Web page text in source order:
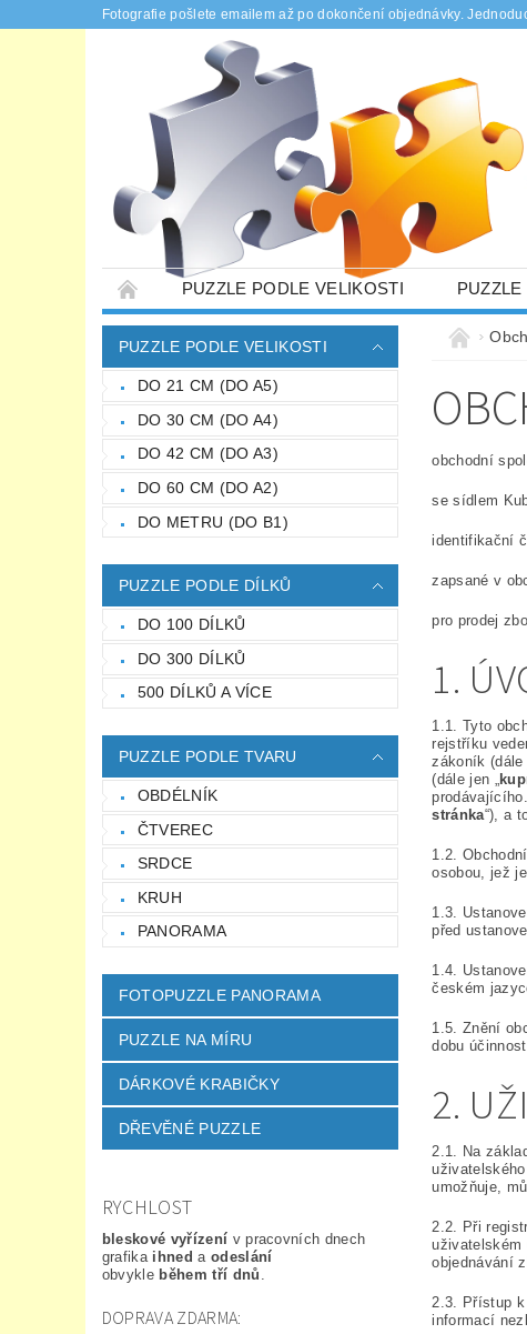
Fotografie pošlete emailem až po dokončení objednávky.
PUZZLE PODLE VELIKOSTI
PUZZLE NA MÍRU DÁRKOVÉ KRABIČKY
PODMÍNKY OCHRANY OSOBNÍCH ÚDAJŮ
PUZZLE PODLE VELIKOSTI
DO 21 CM (DO A5)
DO 30 CM (DO A4)
DO 42 CM (DO A3)
DO 60 CM (DO A2)
DO METRU (DO B1)
PUZZLE PODLE DÍLKŮ
DO 100 DÍLKŮ
DO 300 DÍLKŮ
500 DÍLKŮ A VÍCE
PUZZLE PODLE TVARU
OBDÉLNÍK
ČTVEREC
SRDCE
KRUH
PANORAMA
FOTOPUZZLE PANORAMA
PUZZLE NA MÍRU
DÁRKOVÉ KRABIČKY
DŘEVĚNÉ PUZZLE
RYCHLOST
bleskové vyřízení v pracovních dnech
grafika ihned a odeslání
obvykle během tří dnů .
DOPRAVA ZDARMA:
obchodní
se sídlem
identifikační
zapsané v
pro prodej
1.
1.1. Tyto
rejstříku
zákoník (dále
(dále jen „
stránka“), a
1.2.
osobou, jež
1.3.
před
1.4.
českém
1.5. Znění
dobu
2.
2.1. Na
umožňuje,
2.2. Při
uživatelském
objednávání
2.3. Přístup k
informací